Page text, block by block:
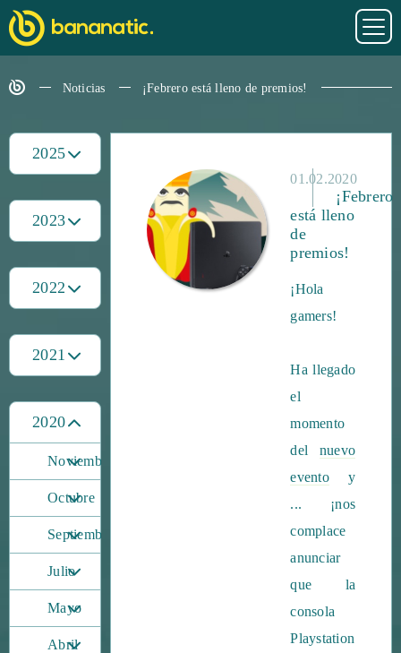
Noticias ¡Febrero está lleno de premios!
01.02.2020
¡Febrero
está lleno
de
premios!
¡Hola
gamers!
Ha llegado
el
momento
del nuevo
eventoy
... ¡nos
complace
anunciar
que la
consola
Playstation
2025
2023
2022
2021
2020
Noviembre
Octubre
Septiembre
Julio
Mayo
Abril